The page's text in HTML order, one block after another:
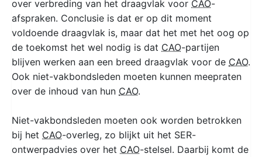
over verbreding van het draagvlak voor CAO-
afspraken. Conclusie is dat er op dit moment
voldoende draagvlak is, maar dat het met het oog op
de toekomst het wel nodig is dat CAO-partijen
blijven werken aan een breed draagvlak voor de CAO.
Ook niet-vakbondsleden moeten kunnen meepraten
over de inhoud van hun CAO.
Niet-vakbondsleden moeten ook worden betrokken
bij het CAO-overleg, zo blijkt uit het SER-
ontwerpadvies over het CAO-stelsel. Daarbij komt de